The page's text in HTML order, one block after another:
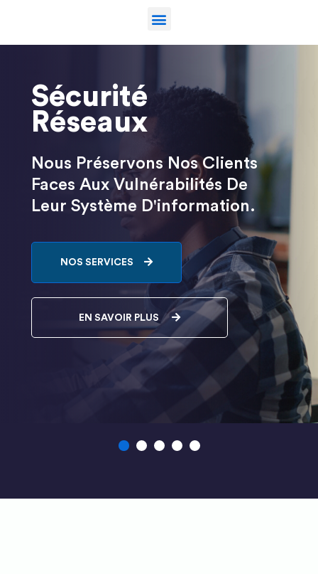
Sécurité
Réseaux
Nous Préservons Nos Clients
Faces Aux Vulnérabilités De
Leur Système D'information.
NOS SERVICES
EN SAVOIR PLUS